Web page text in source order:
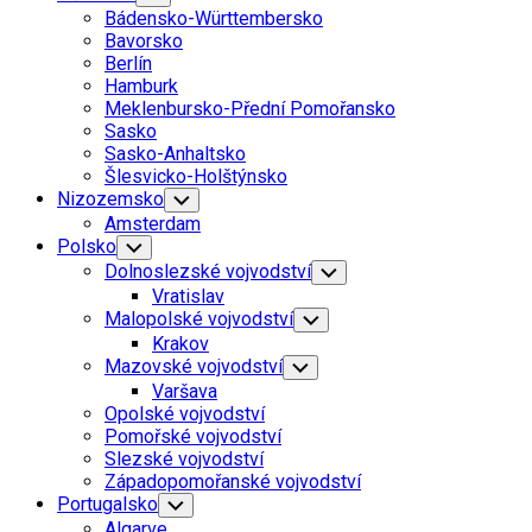
Child
Menu
Bádensko-Württembersko
Bavorsko
Berlín
Hamburk
Meklenbursko-Přední Pomořansko
Sasko
Sasko-Anhaltsko
Šlesvicko-Holštýnsko
Nizozemsko Toggle
Child
Menu
Amsterdam
Polsko Toggle
Child
Menu
Dolnoslezské vojvodství Toggle
Child
Menu
Vratislav
Malopolské vojvodství Toggle
Child
Menu
Krakov
Mazovské vojvodství Toggle
Child
Varšava
Opolské vojvodství
Pomořské vojvodství
Slezské vojvodství
Západopomořanské vojvodství
Portugalsko Toggle
Child